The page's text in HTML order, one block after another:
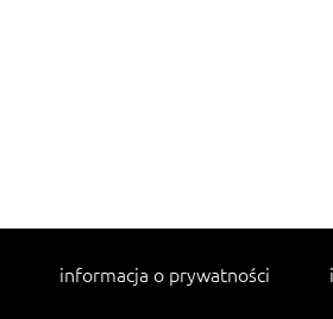
informacja o prywatności